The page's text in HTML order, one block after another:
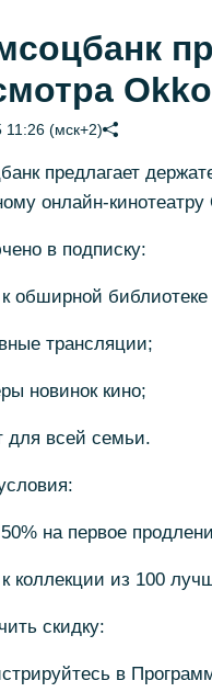
11:26 (мск+2)
предлагает
онлайн-
в подписку:
обширной
трансляции;
новинок кино;
для всей семьи.
на первое
коллекции из 100
скидку:
в